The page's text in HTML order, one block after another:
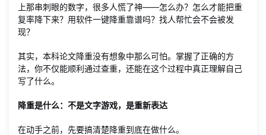
上那串刺眼的数字，很多人慌了神——怎么办？怎么才能把重
复率降下来？用软件一键降重靠谱吗？找人帮忙会不会被发
现？
其实，本科论文降重没有想象中那么可怕。掌握了正确的方
法，你不仅能顺利通过查重，还能在这个过程中真正理解自己
写了什么。
降重是什么：不是文字游戏，是重新表达
在动手之前，先要搞清楚降重到底在做什么。